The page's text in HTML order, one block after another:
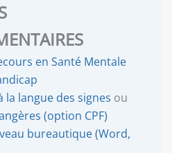
en Santé Mentale
la langue des signes ou
(option CPF)
bureautique (Word,